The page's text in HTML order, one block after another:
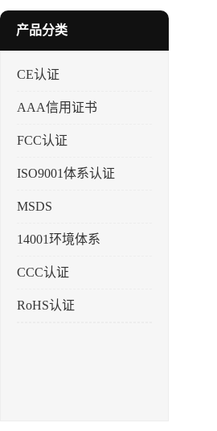
产品分类
CE认证
AAA信用证书
FCC认证
ISO9001体系认证
MSDS
14001环境体系
CCC认证
RoHS认证